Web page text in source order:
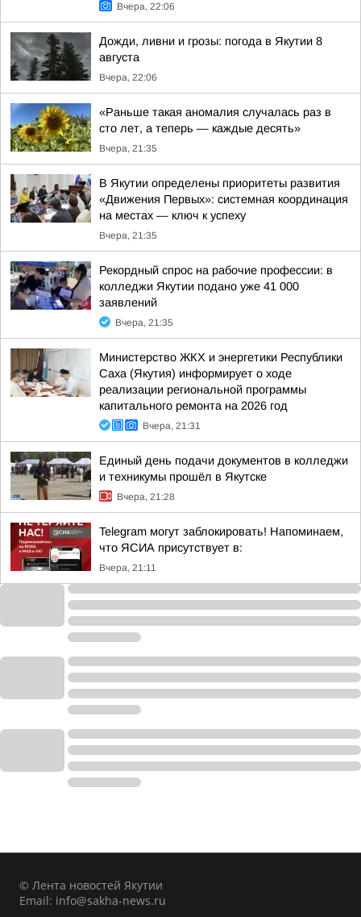
Вчера, 22:06
Дожди, ливни и грозы: погода в Якутии 8
августа
Вчера, 22:06
«Раньше такая аномалия случалась раз в
сто лет, а теперь — каждые десять»
Вчера, 21:35
В Якутии определены приоритеты развития
«Движения Первых»: системная координация
на местах — ключ к успеху
Вчера, 21:35
Рекордный спрос на рабочие профессии: в
колледжи Якутии подано уже 41 000
заявлений
Вчера, 21:35
Министерство ЖКХ и энергетики Республики
Саха (Якутия) информирует о ходе
реализации региональной программы
капитального ремонта на 2026 год
Вчера, 21:31
Единый день подачи документов в колледжи
и техникумы прошёл в Якутске
Вчера, 21:28
Telegram могут заблокировать! Напоминаем,
что ЯСИА присутствует в:
Вчера, 21:11
© Лента новостей Якутии
Email: info@sakha-news.ru